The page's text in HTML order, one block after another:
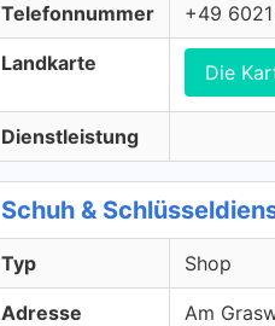
Telefonnummer +49
Landkarte Die
Dienstleistung
Schuh &
Typ Shop
Adresse
Am